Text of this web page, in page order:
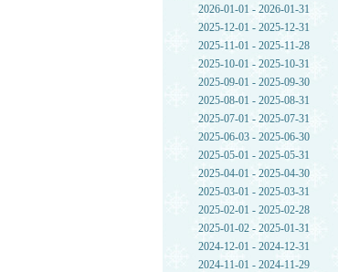
2026-01-01 - 2026-01-31
2025-12-01 - 2025-12-31
2025-11-01 - 2025-11-28
2025-10-01 - 2025-10-31
2025-09-01 - 2025-09-30
2025-08-01 - 2025-08-31
2025-07-01 - 2025-07-31
2025-06-03 - 2025-06-30
2025-05-01 - 2025-05-31
2025-04-01 - 2025-04-30
2025-03-01 - 2025-03-31
2025-02-01 - 2025-02-28
2025-01-02 - 2025-01-31
2024-12-01 - 2024-12-31
2024-11-01 - 2024-11-29